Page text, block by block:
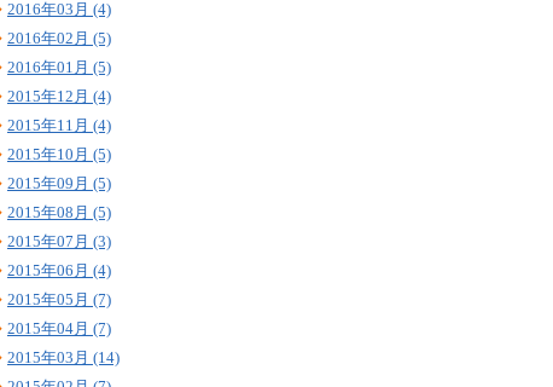
2016年03月 (4)
2016年02月 (5)
2016年01月 (5)
2015年12月 (4)
2015年11月 (4)
2015年10月 (5)
2015年09月 (5)
2015年08月 (5)
2015年07月 (3)
2015年06月 (4)
2015年05月 (7)
2015年04月 (7)
2015年03月 (14)